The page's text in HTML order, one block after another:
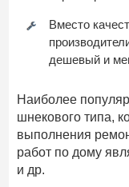
Вместо
дешевый и
Наиболее
шнекового типа,
выполнения
работ по дому
и др.